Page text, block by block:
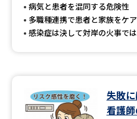
大学で学べる内容や特徴を調
データサイエンス特集
病気と患者を混同する危険性
多職種連携で患者と家族をケア
感染症は決して対岸の火事で
失敗
看護